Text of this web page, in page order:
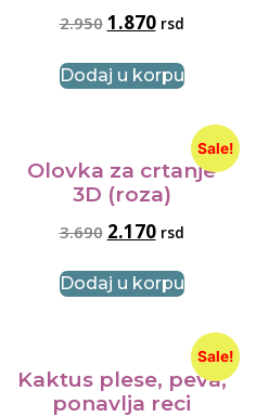
2.950 1.870 rsd
Dodaj u korpu
Sale!
Olovka za crtanje
3D (roza)
3.690 2.170 rsd
Dodaj u korpu
Sale!
Kaktus plese, peva,
ponavlja reci